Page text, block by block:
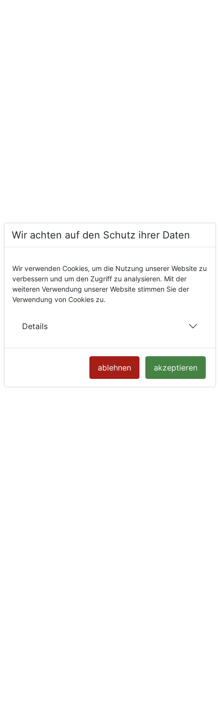
Wir achten auf den Schutz ihrer Daten
Wir verwenden Cookies, um die Nutzung unserer Website zu
verbessern und um den Zugriff zu analysieren. Mit der
weiteren Verwendung unserer Website stimmen Sie der
Verwendung von Cookies zu.
Details
ablehnen akzeptieren